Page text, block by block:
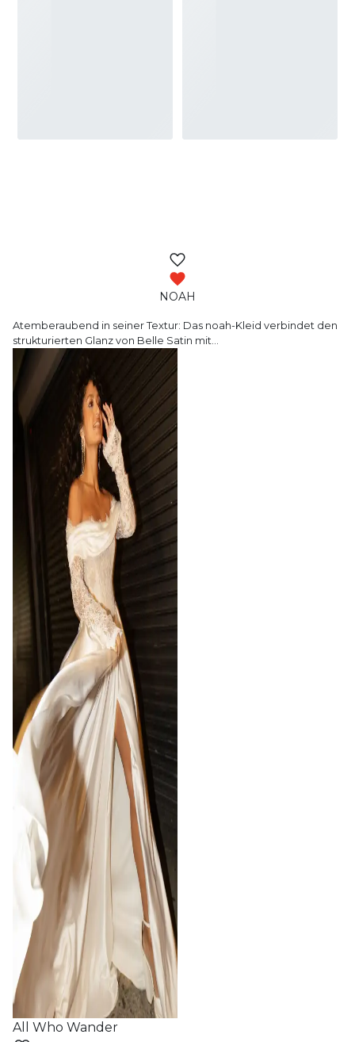
NOAH
Atemberaubend in seiner Textur: Das noah-Kleid verbindet den
strukturierten Glanz von Belle Satin mit
All Who Wander